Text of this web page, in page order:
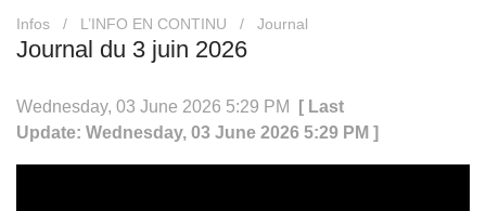
Infos / L’INFO EN CONTINU / Journal
Journal du 3 juin 2026
Wednesday, 03 June 2026 5:29 PM
[ Last
Update: Wednesday, 03 June 2026 5:29 PM ]